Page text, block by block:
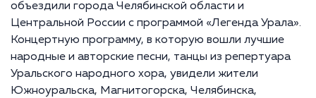
объездили города Челябинской области и
Центральной России с программой «Легенда Урала».
Концертную программу, в которую вошли лучшие
народные и авторские песни, танцы из репертуара
Уральского народного хора, увидели жители
Южноуральска, Магнитогорска, Челябинска,